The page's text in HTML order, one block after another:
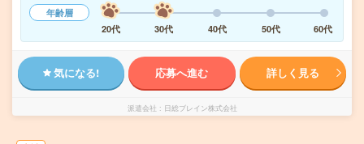
年齢層
20代
30代 40代 50代 60代
気になる! 応募へ進む 詳しく見る
派遣会社 日総ブレイン株式会社